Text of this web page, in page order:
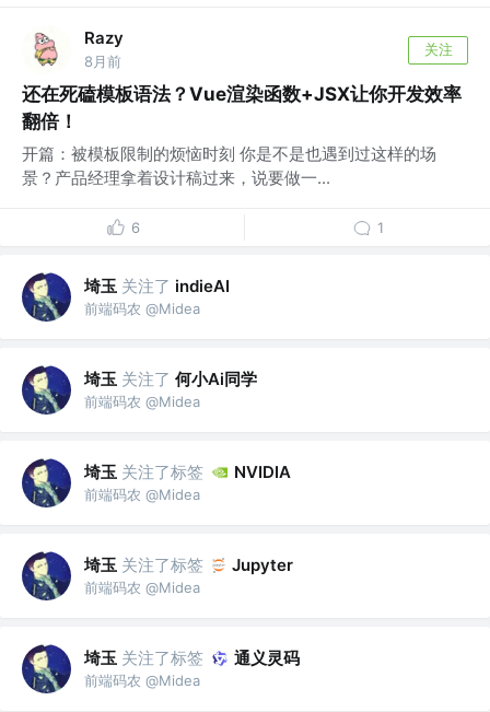
Razy
8月前
关注
还在死磕模板语法？Vue渲染函数+JSX让你开发效率
翻倍！
开篇：被模板限制的烦恼时刻 你是不是也遇到过这样的场
景？产品经理拿着设计稿过来，说要做一...
6 1
埼玉 关注了 indieAI
前端码农 @Midea
埼玉 关注了 何小Ai同学
前端码农 @Midea
埼玉 关注了标签 NVIDIA
前端码农 @Midea
埼玉 关注了标签 Jupyter
前端码农 @Midea
埼玉 关注了标签 通义灵码
前端码农 @Midea